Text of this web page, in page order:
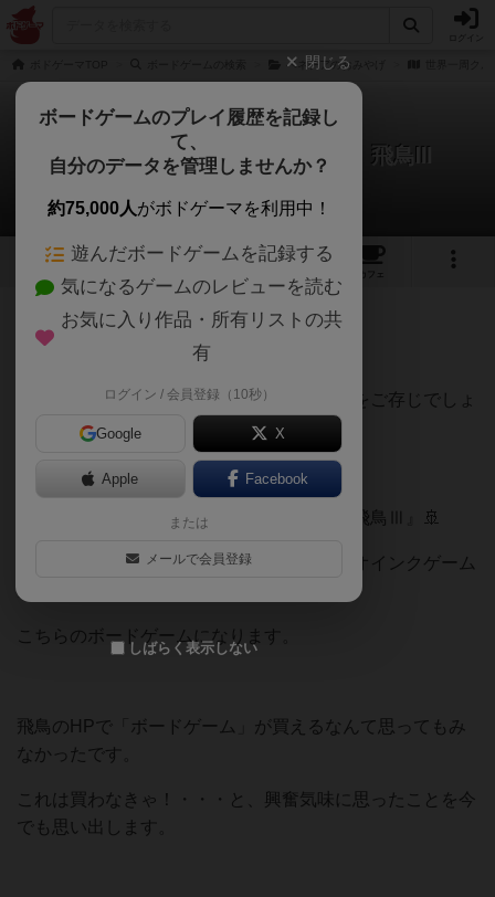
ベネチアのおみやげ
世界一周クルーズのおみやげ 飛鳥Ⅲ
yu【Treasure Box】さんのレビュー
1 1
カフェ
293名 1名 1 10ヶ月前
皆さんは、国産の大型クルーズ船
をご存じでしょ
現在就航しているのは、改良・進化した『飛鳥Ⅲ』🚢
日本が誇る大型クルーズ船「飛鳥Ⅲ」と、オインクゲーム
ズさんがコラボして作ったのが、
こちらのボードゲームになります。
飛鳥のHPで「ボードゲーム」が買えるなんて思ってもみ
なかったです。
これは買わなきゃ！・・・と、興奮気味に思ったことを今
でも思い出します。
閉じる
ボードゲームのプレイ履歴を記録し
て、
自分のデータを管理しませんか？
約75,000人がボドゲーマを利用中！
遊んだボードゲームを記録する
気になるゲームのレビューを読む
お気に入り作品・所有リストの共
有
ログイン / 会員登録（10秒）
Google X
Apple Facebook
または
メールで会員登録
しばらく表示しない